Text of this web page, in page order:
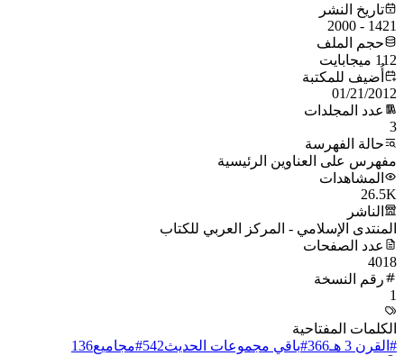
تاريخ النشر
1421 - 2000
حجم الملف
112 ميجابايت
أُضيف للمكتبة
01/21/2012
عدد المجلدات
3
حالة الفهرسة
مفهرس على العناوين الرئيسية
المشاهدات
26.5K
الناشر
المنتدى الإسلامي - المركز العربي للكتاب
عدد الصفحات
4018
رقم النسخة
1
الكلمات المفتاحية
# القرن 3 هـ 366
#باقي مجموعات الحديث542
#مجاميع136